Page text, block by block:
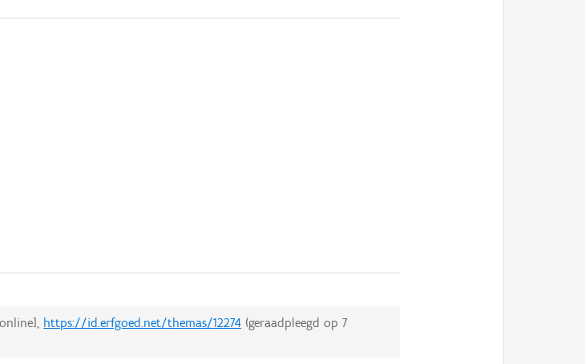
https://id.erfgoed.net/themas/12274 (geraadpleegd op7